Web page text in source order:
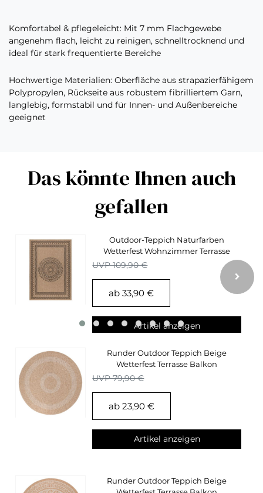
Komfortabel & pflegeleicht: Mit 7 mm Flachgewebe
angenehm flach, leicht zu reinigen, schnelltrocknend und
ideal für stark frequentierte Bereiche
Hochwertige Materialien: Oberfläche aus strapazierfähigem
Polypropylen, Rückseite aus robustem fibrilliertem Garn,
langlebig, formstabil und für Innen- und Außenbereiche
geeignet
Das könnte Ihnen auch
gefallen
Outdoor-Teppich Naturfarben
Wetterfest Wohnzimmer Terrasse
Balkon Küchenteppich
UVP 109,90 €
ab 33,90 €
Artikel anzeigen
Runder Outdoor Teppich Beige
Wetterfest Terrasse Balkon
Küchenteppich
UVP 79,90 €
ab 23,90 €
Artikel anzeigen
Runder Outdoor Teppich Beige